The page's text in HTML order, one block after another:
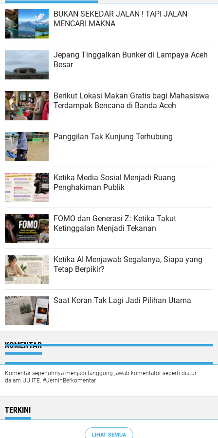
BUKAN SEKEDAR JALAN ! TAPI JALAN
MENCARI MAKNA
Jepang Tinggalkan Bunker di Lampaya Aceh
Besar
Berikut Lokasi Makan Gratis bagi Mahasiswa
Terdampak Bencana di Banda Aceh
Panggilan Tak Kunjung Terhubung
Ketika Media Sosial Menjadi Ruang
Penghakiman Publik
FOMO dan Generasi Z: Ketika Takut
Ketinggalan Menjadi Tekanan
Ketika AI Menjawab Segalanya, Siapa yang
Tetap Berpikir?
Saat Koran Tak Lagi Jadi Pilihan Utama
KOMENTAR
Komentar sepenuhnya menjadi tanggung jawab komentator seperti diatur
dalam UU ITE. #JernihBerkomentar
TERKINI
LIHAT SEMUA